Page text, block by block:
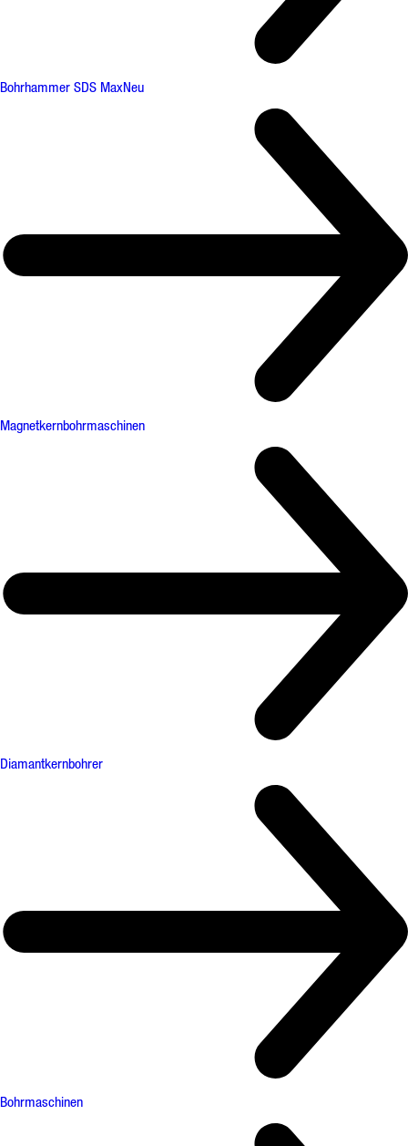
Bohrhammer SDS MaxNeu
Magnetkernbohrmaschinen
Diamantkernbohrer
Bohrmaschinen